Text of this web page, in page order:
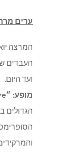
ערים
המרצה
העבדים
ועד היום.
מופע: ״
הגדולים ביותר של